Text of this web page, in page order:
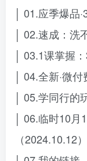
│ 01.应季爆品
│ 02.速成：洗
│ 03.1课掌握
│ 04.全新·微
│ 05.学同行的
│ 06.临时10月
（2024.10.12）